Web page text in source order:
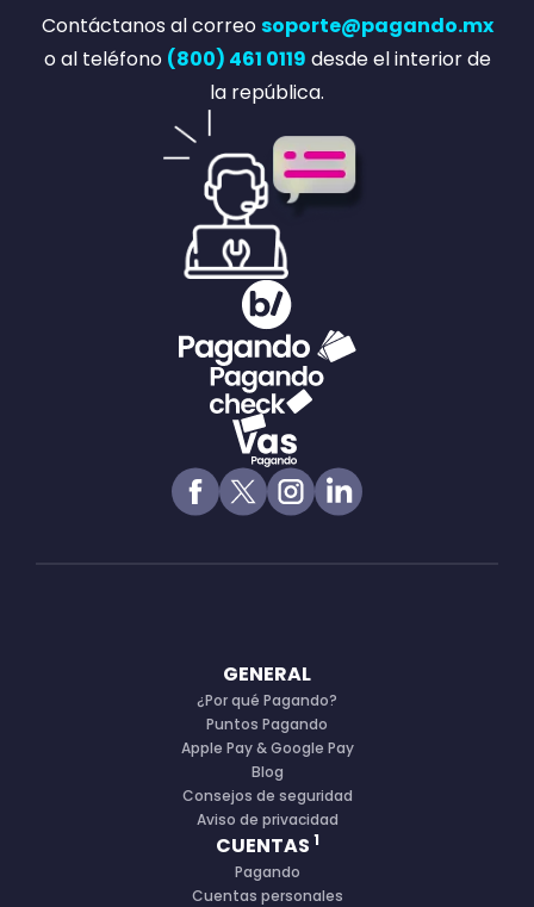
Contáctanos al correo soporte@pagando.mx
o al teléfono (800) 461 0119 desde el interior de
la república.
GENERAL
¿Por qué Pagando?
Puntos Pagando
Apple Pay & Google Pay
Blog
Consejos de seguridad
Aviso de privacidad
CUENTAS 1
Pagando
Cuentas personales